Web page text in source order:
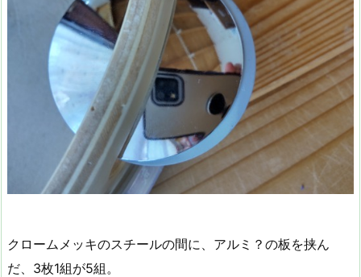
クロームメッキのスチールの間に、アルミ？の板を挟ん
だ、3枚1組が5組。